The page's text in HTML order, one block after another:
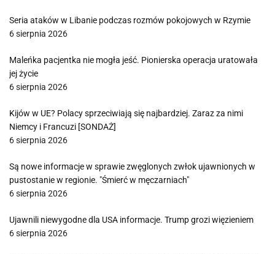
Seria ataków w Libanie podczas rozmów pokojowych w Rzymie
6 sierpnia 2026
Maleńka pacjentka nie mogła jeść. Pionierska operacja uratowała
jej życie
6 sierpnia 2026
Kijów w UE? Polacy sprzeciwiają się najbardziej. Zaraz za nimi
Niemcy i Francuzi [SONDAŻ]
6 sierpnia 2026
Są nowe informacje w sprawie zwęglonych zwłok ujawnionych w
pustostanie w regionie. "Śmierć w męczarniach"
6 sierpnia 2026
Ujawnili niewygodne dla USA informacje. Trump grozi więzieniem
6 sierpnia 2026